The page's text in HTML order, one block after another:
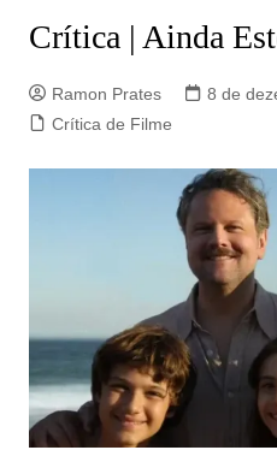
Crítica | Ainda
Ramon Prates 8 de
Crítica de Filme